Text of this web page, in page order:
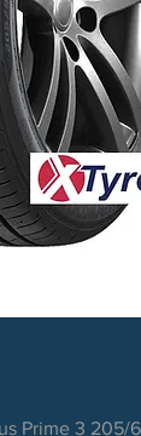
Prime 3 205/